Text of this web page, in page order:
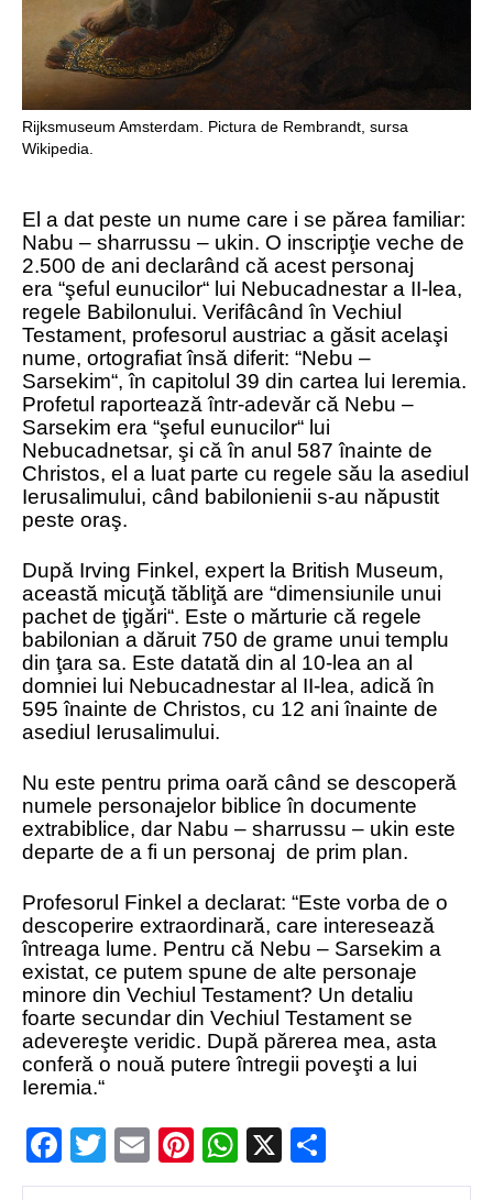
Rijksmuseum Amsterdam. Pictura de Rembrandt, sursa
Wikipedia.
El a dat peste un nume care i se părea familiar:
Nabu – sharrussu – ukin. O inscripţie veche de
2.500 de ani declarând că acest personaj
era “şeful eunucilor“ lui Nebucadnestar a II-lea,
regele Babilonului. Verifâcând în Vechiul
Testament, profesorul austriac a găsit acelaşi
nume, ortografiat însă diferit: “Nebu –
Sarsekim“, în capitolul 39 din cartea lui Ieremia.
Profetul raportează într-adevăr că Nebu –
Sarsekim era “şeful eunucilor“ lui
Nebucadnetsar, şi că în anul 587 înainte de
Christos, el a luat parte cu regele său la asediul
Ierusalimului, când babilonienii s-au năpustit
peste oraş.
După Irving Finkel, expert la British Museum,
această micuţă tăbliţă are “dimensiunile unui
pachet de ţigări“. Este o mărturie că regele
babilonian a dăruit 750 de grame unui templu
din ţara sa. Este datată din al 10-lea an al
domniei lui Nebucadnestar al II-lea, adică în
595 înainte de Christos, cu 12 ani înainte de
asediul Ierusalimului.
Nu este pentru prima oară când se descoperă
numele personajelor biblice în documente
extrabiblice, dar Nabu – sharrussu – ukin este
departe de a fi un personaj de prim plan.
Profesorul Finkel a declarat: “Este vorba de o
descoperire extraordinară, care interesează
întreaga lume. Pentru că Nebu – Sarsekim a
existat, ce putem spune de alte personaje
minore din Vechiul Testament? Un detaliu
foarte secundar din Vechiul Testament se
adevereşte veridic. După părerea mea, asta
conferă o nouă putere întregii poveşti a lui
Ieremia.“
Facebook
Twitter
EmailPinterest
WhatsApp
X